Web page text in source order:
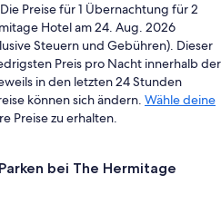
Preise für 1 Übernachtung für 2
Hotel am 24. Aug. 2026
Steuern und Gebühren). Dieser
Preis pro Nacht innerhalb der
in den letzten 24 Stunden
können sich ändern. Wähle deine
Preise zu erhalten.
bei The Hermitage